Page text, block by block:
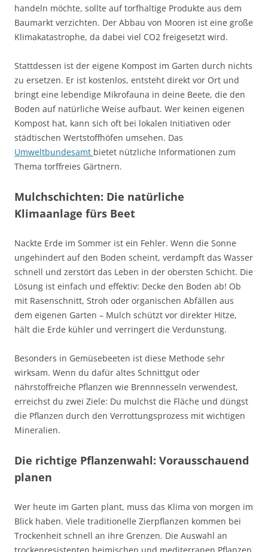
handeln möchte, sollte auf torfhaltige Produkte aus dem
Baumarkt verzichten. Der Abbau von Mooren ist eine große
Klimakatastrophe, da dabei viel CO2 freigesetzt wird.
Stattdessen ist der eigene Kompost im Garten durch nichts
zu ersetzen. Er ist kostenlos, entsteht direkt vor Ort und
bringt eine lebendige Mikrofauna in deine Beete, die den
Boden auf natürliche Weise aufbaut. Wer keinen eigenen
Kompost hat, kann sich oft bei lokalen Initiativen oder
städtischen Wertstoffhöfen umsehen. Das
Umweltbundesamt bietet nützliche Informationen zum
Thema torffreies Gärtnern.
Mulchschichten: Die natürliche
Klimaanlage fürs Beet
Nackte Erde im Sommer ist ein Fehler. Wenn die Sonne
ungehindert auf den Boden scheint, verdampft das Wasser
schnell und zerstört das Leben in der obersten Schicht. Die
Lösung ist einfach und effektiv: Decke den Boden ab! Ob
mit Rasenschnitt, Stroh oder organischen Abfällen aus
dem eigenen Garten – Mulch schützt vor direkter Hitze,
hält die Erde kühler und verringert die Verdunstung.
Besonders in Gemüsebeeten ist diese Methode sehr
wirksam. Wenn du dafür altes Schnittgut oder
nährstoffreiche Pflanzen wie Brennnesseln verwendest,
erreichst du zwei Ziele: Du mulchst die Fläche und düngst
die Pflanzen durch den Verrottungsprozess mit wichtigen
Mineralien.
Die richtige Pflanzenwahl: Vorausschauend
planen
Wer heute im Garten plant, muss das Klima von morgen im
Blick haben. Viele traditionelle Zierpflanzen kommen bei
Trockenheit schnell an ihre Grenzen. Die Auswahl an